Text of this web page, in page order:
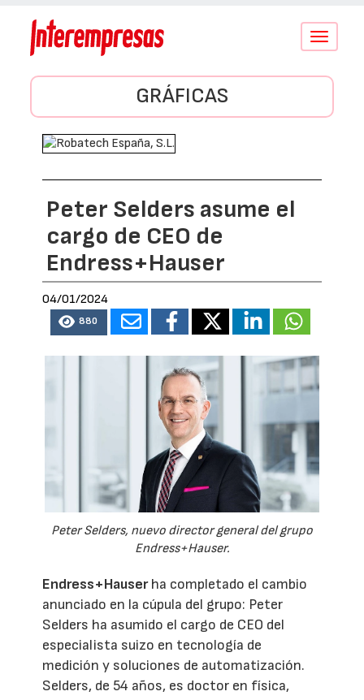
Conmutar
GRÁFICAS
Peter Selders asume el
cargo de CEO de
Endress+Hauser
04/01/2024
880
Peter Selders, nuevo director general del grupo
Endress+Hauser.
Endress+Hauserha completado el cambio
anunciado en la cúpula del grupo: Peter
Selders ha asumido el cargo de CEO del
especialista suizo en tecnología de
medición y soluciones de automatización.
Selders, de 54 años, es doctor en física,